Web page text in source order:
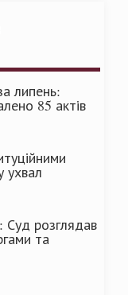
липень:
85 актів
ухвал
Суд розглядав
та